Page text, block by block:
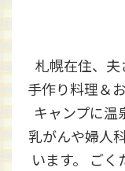
札幌在住、夫
手作り料理＆
キャンプに温
乳がんや婦人
います。 ご